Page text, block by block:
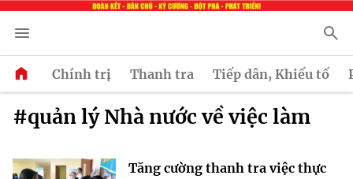
Chính trị Thanh tra Tiếp dân, Khiếu tố
#quản lý Nhà nước về việc làm
Tăng cường thanh tra việc thực